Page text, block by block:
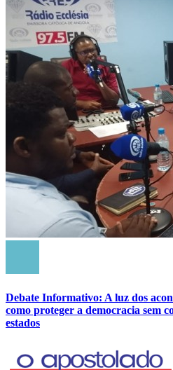
Debate Informativo: A luz dos
como proteger a democracia sem
estados